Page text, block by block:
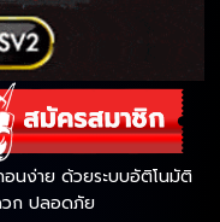
นง่าย ด้วยระบบอัติโนมัติ
วก ปลอดภัย